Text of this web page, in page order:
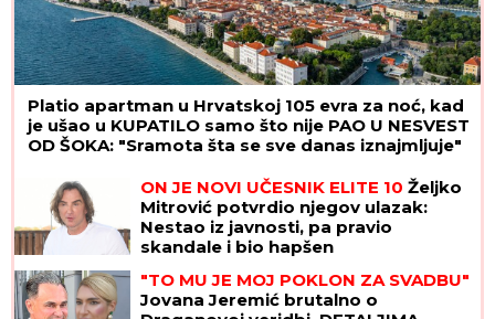
Platio apartman u Hrvatskoj 105 evra za noć, kad
je ušao u KUPATILO samo što nije PAO U NESVEST
OD ŠOKA: "Sramota šta se sve danas iznajmljuje"
ON JE NOVI UČESNIK ELITE 10 Željko
Mitrović potvrdio njegov ulazak:
Nestao iz javnosti, pa pravio
skandale i bio hapšen
"TO MU JE MOJ POKLON ZA SVADBU"
Jovana Jeremić brutalno o